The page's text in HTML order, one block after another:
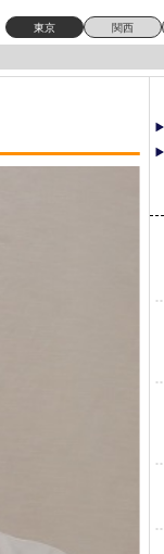
東京 関西